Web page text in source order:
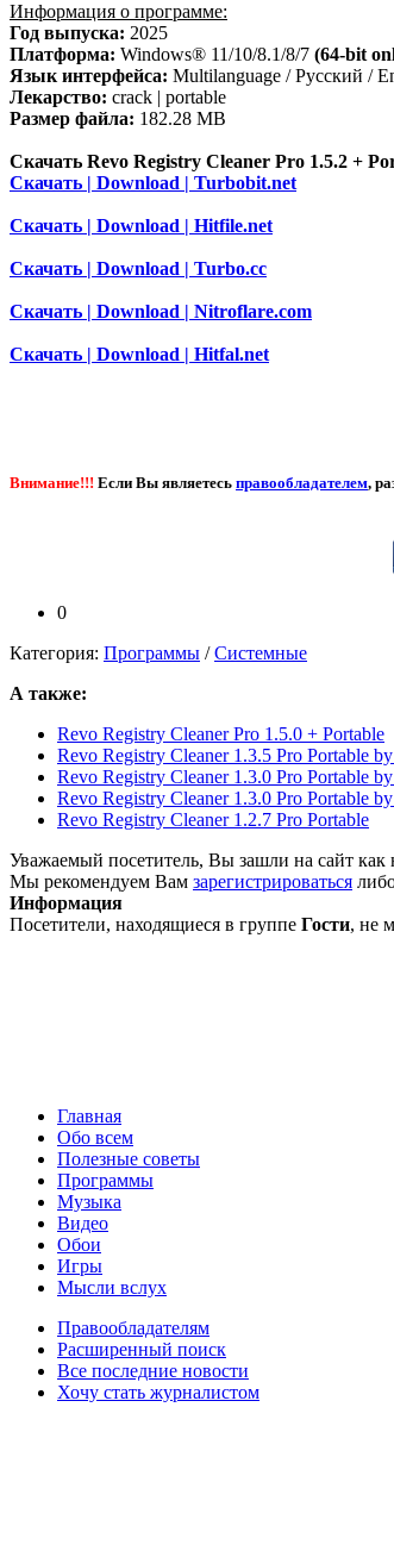
Информация о программе:
Год выпуска: 2025
Платформа: Windows® 11/10/8.1/8/7 (64-bit
Язык интерфейса: Multilanguage / Русский /
Лекарство: crack | portable
Размер файла: 182.28 MB
Скачать Revo Registry Cleaner Pro 1.5.2 +
Скачать | Download | Turbobit.net
Скачать | Download | Hitfile.net
Скачать | Download | Turbo.cc
Скачать | Download | Nitroflare.com
Скачать | Download | Hitfal.net
Внимание!!! Если Вы являетесь правообладателем,
0
Категория: Программы /Системные
А также:
Revo Registry Cleaner Pro 1.5.0 + Portable
Revo Registry Cleaner 1.3.5 Pro Portable
Revo Registry Cleaner 1.3.0 Pro Portable
Revo Registry Cleaner 1.3.0 Pro Portable
Revo Registry Cleaner 1.2.7 Pro Portable
Уважаемый посетитель, Вы зашли на сайт как
Мы рекомендуем Вам зарегистрироваться
Информация
Посетители, находящиеся в группе Гости, не
Главная
Обо всем
Полезные советы
Программы
Музыка
Видео
Обои
Игры
Мысли вслух
Правообладателям
Расширенный поиск
Все последние новости
Хочу стать журналистом